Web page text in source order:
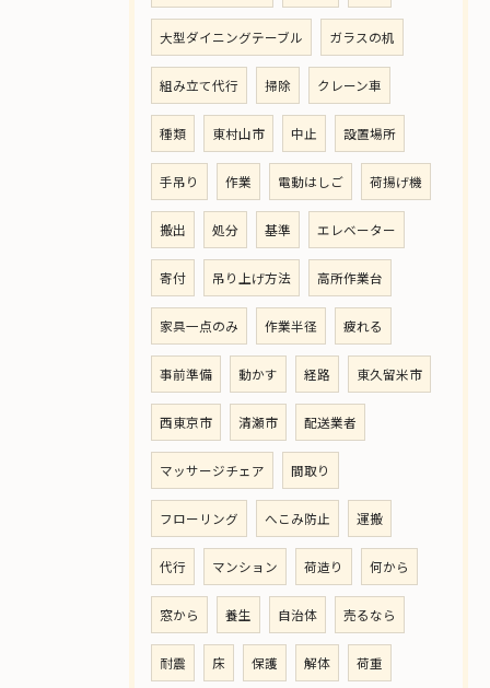
大型ダイニングテーブル ガラスの机
組み立て代行 掃除 クレーン車
種類 東村山市 中止 設置場所
手吊り 作業 電動はしご 荷揚げ機
搬出 処分 基準 エレベーター
寄付 吊り上げ方法 高所作業台
家具一点のみ 作業半径 疲れる
事前準備 動かす 経路 東久留米市
西東京市 清瀬市 配送業者
マッサージチェア 間取り
フローリング へこみ防止 運搬
代行 マンション 荷造り 何から
窓から 養生 自治体 売るなら
耐震 床 保護 解体 荷重